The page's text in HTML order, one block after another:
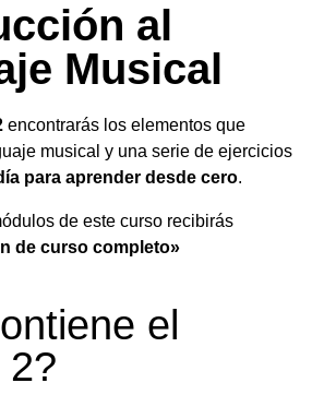
al
Musical
encontrarás los elementos que
musical y una serie de ejercicios
para aprender desde cero.
de este curso recibirás
de curso completo»
el
2?